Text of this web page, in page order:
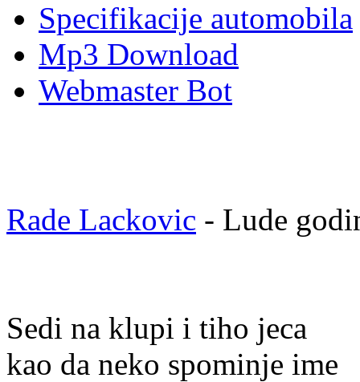
Specifikacije automobila
Mp3 Download
Webmaster Bot
Rade Lackovic - Lude
Sedi na klupi i tiho jeca
kao da neko spominje ime